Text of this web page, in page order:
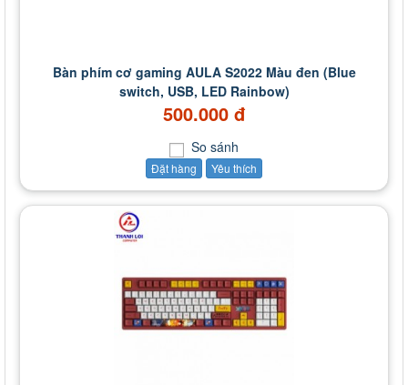
Bàn phím cơ gaming AULA S2022 Màu đen (Blue
switch, USB, LED Rainbow)
500.000 đ
So sánh
Đặt hàng Yêu thích